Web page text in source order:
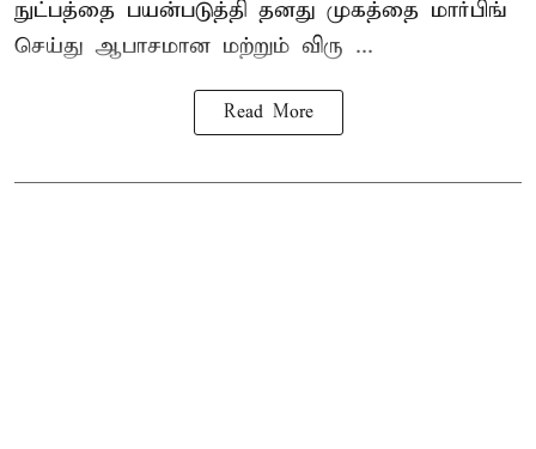
நுட்பத்தை பயன்படுத்தி தனது முகத்தை மார்பிங்
செய்து ஆபாசமான மற்றும் விரு ...
Read More